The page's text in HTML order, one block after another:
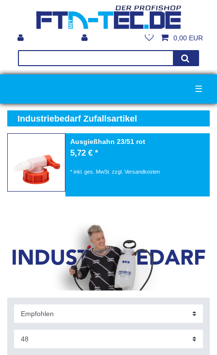
0,00 EUR
☰
Industriebedarf Zufallsartikel
Ausgießhahn 23/51 rot
5,72 € *
* inkl. ges. MwSt. zzgl. Versandkosten